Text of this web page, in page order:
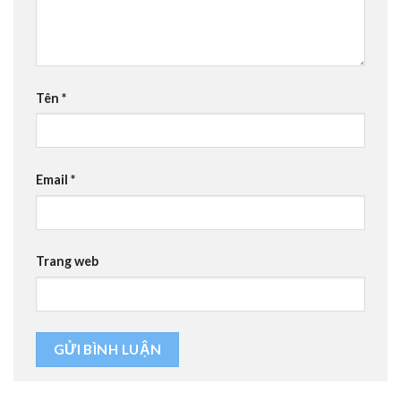
Tên *
Email *
Trang web